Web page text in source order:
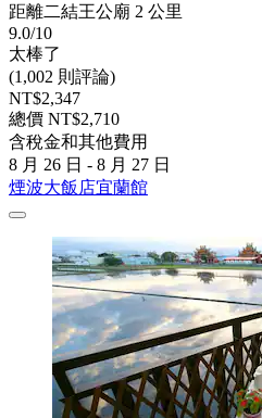
距離二結王公廟 2 公里
9.0/10
太棒了
(1,002 則評論)
NT$2,347
總價 NT$2,710
含稅金和其他費用
8 月 26 日 - 8 月 27 日
煙波大飯店宜蘭館